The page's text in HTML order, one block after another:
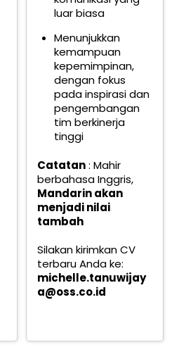
luar biasa
Menunjukkan
kemampuan
kepemimpinan,
dengan fokus
pada inspirasi dan
pengembangan
tim berkinerja
tinggi
Catatan: Mahir
berbahasa Inggris,
Mandarin akan
menjadi nilai
tambah
Silakan kirimkan CV
terbaru Anda ke:
michelle.tanuwijay
a@oss.co.id